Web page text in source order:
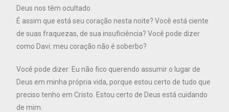
Deus nos têm ocultado.
É assim que está seu coração nesta noite? Você está ciente
de suas fraquezas, de sua insuficiência? Você pode dizer
como Davi: meu coração não é soberbo?
Você pode dizer: Eu não fico querendo assumir o lugar de
Deus em minha própria vida, porque estou certo de tudo que
preciso tenho em Cristo. Estou certo de Deus está cuidando
de mim.